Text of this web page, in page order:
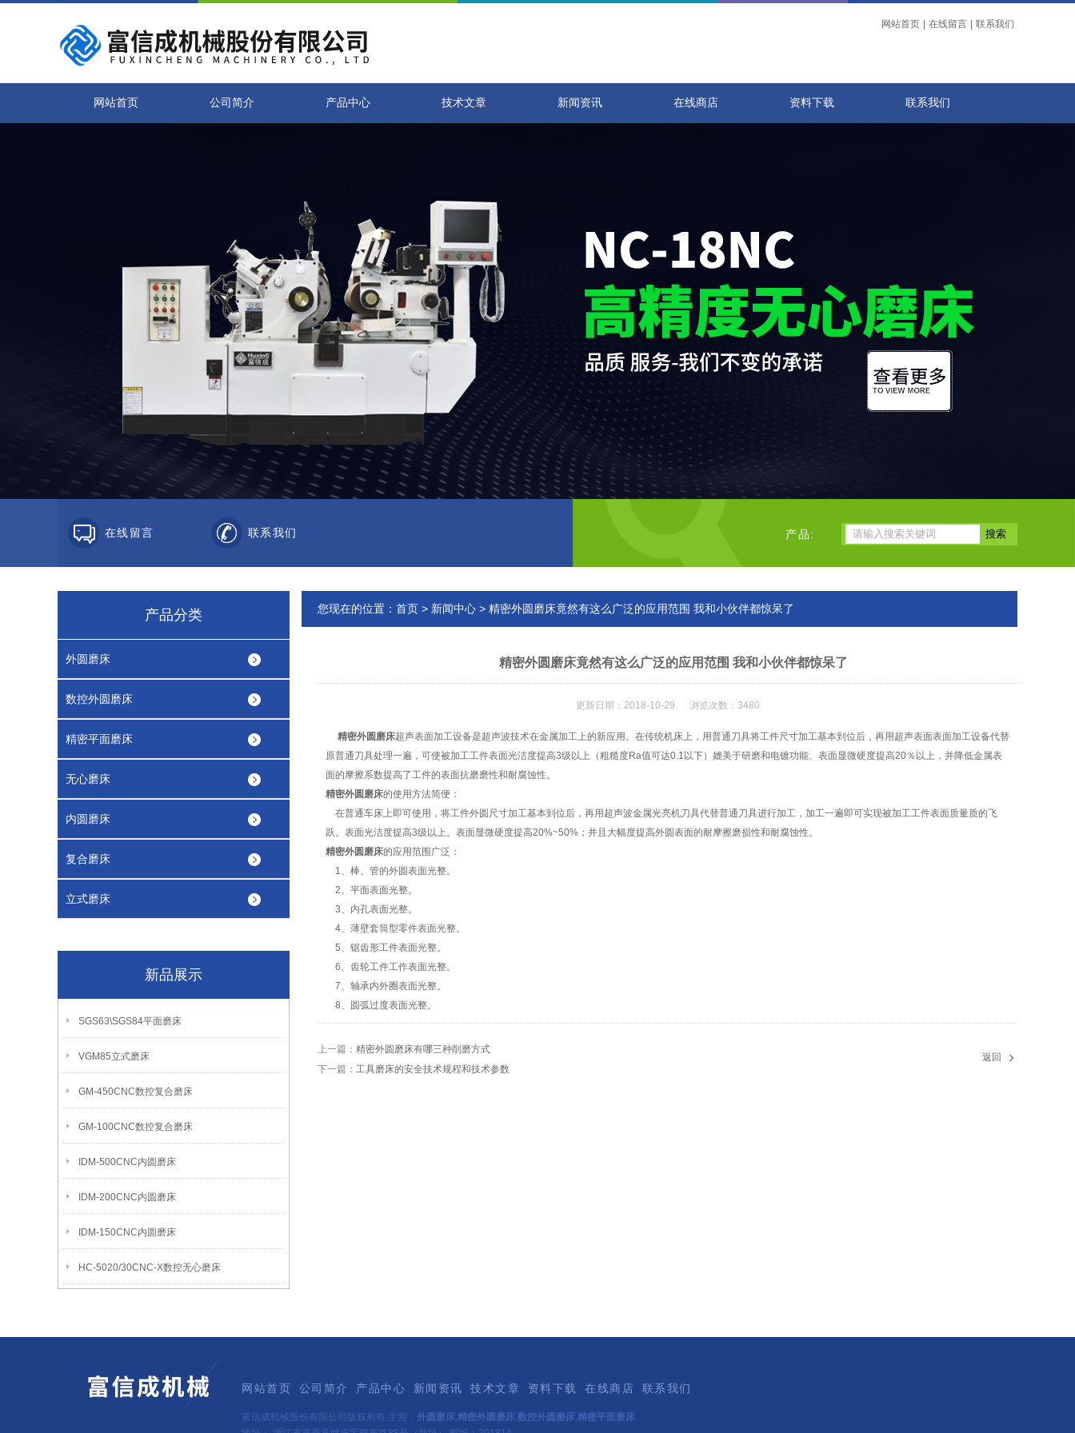
网站首页 在线留言 联系我们
网站首页 公司简介 产品中心 技术文章 新闻资讯 在线商店 资料下载 联系我们
在线留言 联系我们 产品:
产品分类
外圆磨床
数控外圆磨床
精密平面磨床
无心磨床
内圆磨床
复合磨床
立式磨床
新品展示
SGS63\SGS84平面磨床
VGM85立式磨床
GM-450CNC数控复合磨床
GM-100CNC数控复合磨床
IDM-500CNC内圆磨床
IDM-200CNC内圆磨床
IDM-150CNC内圆磨床
HC-5020/30CNC-X数控无心磨床
您现在的位置： 首页 > 新闻中心 > 精密外圆磨床竟然有这么广泛的应用范围 我和小伙伴都惊呆了
精密外圆磨床竟然有这么广泛的应用范围 我和小伙伴都惊呆了
更新日期：2018-10-29 浏览次数：3480
精密外圆磨床超声表面加工设备是超声波技术在金属加工上的新应用。在传统机床上，用普通刀具将工件尺寸加工基本到位后，再用超声表面表面加工设备代替
原普通刀具处理一遍，可使被加工工件表面光洁度提高3级以上（粗糙度Ra值可达0.1以下）媲美于研磨和电镀功能、表面显微硬度提高20％以上，并降低金属表
面的摩擦系数提高了工件的表面抗磨磨性和耐腐蚀性。
精密外圆磨床的使用方法简便：
在普通车床上即可使用，将工件外圆尺寸加工基本到位后，再用超声波金属光亮机刀具代替普通刀具进行加工，加工一遍即可实现被加工工件表面质量质的飞
跃。表面光洁度提高3级以上。表面显微硬度提高20%~50%；并且大幅度提高外圆表面的耐摩擦磨损性和耐腐蚀性。
精密外圆磨床的应用范围广泛：
1、棒、管的外圆表面光整。
2、平面表面光整。
3、内孔表面光整。
4、薄壁套筒型零件表面光整。
5、锯齿形工件表面光整。
6、齿轮工件工作表面光整。
7、轴承内外圈表面光整。
8、圆弧过度表面光整。
上一篇： 精密外圆磨床有哪三种削磨方式
下一篇： 工具磨床的安全技术规程和技术参数
返回
网站首页 公司简介 产品中心 新闻资讯 技术文章 资料下载 在线商店 联系我们
富信成机械股份有限公司版权所有 主营： 外圆磨床,精密外圆磨床,数控外圆磨床,精密平面磨床